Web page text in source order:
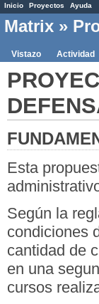
Inicio Proyectos Ayuda
Matrix »
Vistazo Actividad
Esta
Según la
condiciones
cantidad de
en una
cursos